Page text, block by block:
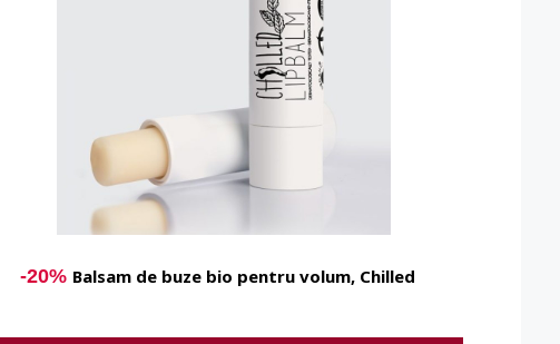
-20% Balsam de buze bio pentru volum, Chilled